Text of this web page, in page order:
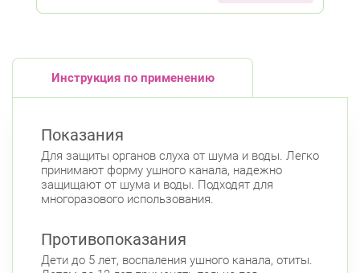
Инструкция по применению
Показания
Для защиты органов слуха от шума и воды. Легко
принимают форму ушного канала, надежно
защищают от шума и воды. Подходят для
многоразового использования.
Противопоказания
Дети до 5 лет, воспаления ушного канала, отиты.